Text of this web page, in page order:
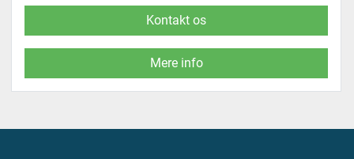
Kontakt os
Mere info